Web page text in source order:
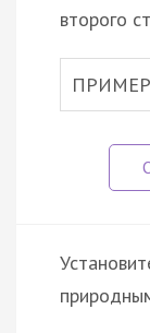
второго
ПРИМЕР